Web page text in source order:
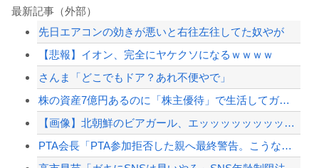
最新記事（外部）
先日エアコンの効きが悪いと右往左往してた奴やが
【悲報】イオン、完全にヤケクソになるｗｗｗｗ
さんま「どこでもドア？あれ不便やで」
株の資産7億円あるのに「株主優待」で生活してガンになる人生・・・
【画像】北朝鮮のビアガール、エッッッッッッッッッッッッッッッッッ！
PTA会長「PTA参加拒否した親へ最終警告。こうなってもいい？」